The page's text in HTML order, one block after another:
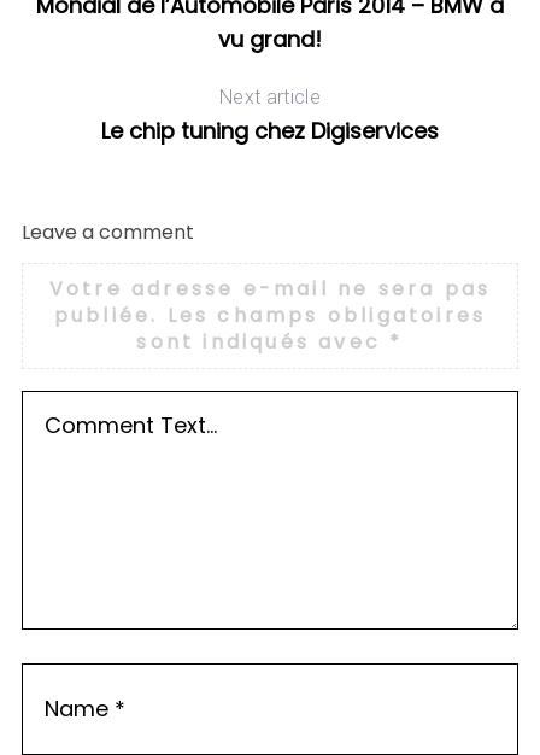
vu grand!
Next article
Le chip tuning chez Digiservices
Leave a comment
Votre adresse e-mail ne sera pas
publiée. Les champs obligatoires
sont indiqués avec *